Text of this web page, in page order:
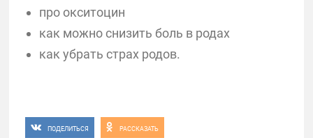
про окситоцин
как можно снизить боль в родах
как убрать страх родов.
ПОДЕЛИТЬСЯ РАССКАЗАТЬ